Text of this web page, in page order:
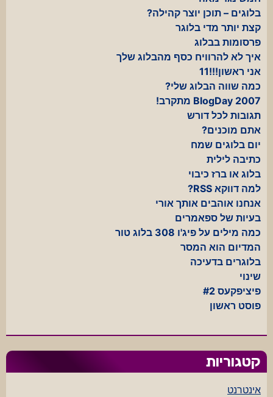
בלוגים – תוכן יוצר קהילה?
קצת יותר מדי בלוגר
פרסומות בבלוג
איך לא להרוויח כסף מהבלוג שלך
אני ראשון!!!11
כמה שווה הבלוג שלי?
BlogDay 2007 מתקרב!
תגובות לכל דורש
אתם מוכנים?
יום בלוגים שמח
כתיבה לילית
בלוג או ברז כיבוי
למה דווקא RSS?
אנחנו אוהבים אותך אורי
בעיות של ספאמרים
כמה מילים על פיג'ו 308 בלוג טור
המדיום הוא המסר
בלוגרים בדעיכה
שינוי
פיציפקעס #2
פוסט ראשון
קטגוריות
אינטרנט